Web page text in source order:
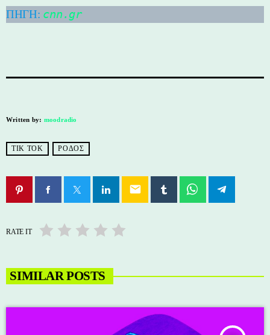
ΠΗΓΗ: cnn.gr
Written by: moodradio
TIK TOK ΡΟΔΟΣ
email
RATE IT
SIMILAR POSTS